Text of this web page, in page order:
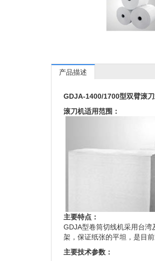
产品描述
GDJA-1400/1700型双臂滚
滚刀机适用范围：
主要特点：
GDJA型卷筒切线机采用台
架，保证纸张的平坦，是目
主要技术参数：